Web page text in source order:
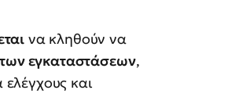
να κληθούν να
των εγκαταστάσεων,
και